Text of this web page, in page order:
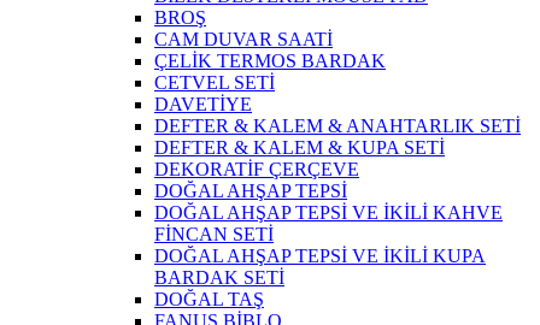
BROŞ
CAM DUVAR SAATİ
ÇELİK TERMOS BARDAK
CETVEL SETİ
DAVETİYE
DEFTER & KALEM & ANAHTARLIK SETİ
DEFTER & KALEM & KUPA SETİ
DEKORATİF ÇERÇEVE
DOĞAL AHŞAP TEPSİ
DOĞAL AHŞAP TEPSİ VE İKİLİ KAHVE
FİNCAN SETİ
DOĞAL AHŞAP TEPSİ VE İKİLİ KUPA
BARDAK SETİ
DOĞAL TAŞ